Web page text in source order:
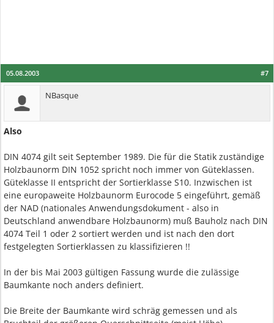
#7
05.08.2003
NBasque
Also
DIN 4074 gilt seit September 1989. Die für die Statik zuständige
Holzbaunorm DIN 1052 spricht noch immer von Güteklassen.
Güteklasse II entspricht der Sortierklasse S10. Inzwischen ist
eine europaweite Holzbaunorm Eurocode 5 eingeführt, gemäß
der NAD (nationales Anwendungsdokument - also in
Deutschland anwendbare Holzbaunorm) muß Bauholz nach DIN
4074 Teil 1 oder 2 sortiert werden und ist nach den dort
festgelegten Sortierklassen zu klassifizieren !!
In der bis Mai 2003 gültigen Fassung wurde die zulässige
Baumkante noch anders definiert.
Die Breite der Baumkante wird schräg gemessen und als